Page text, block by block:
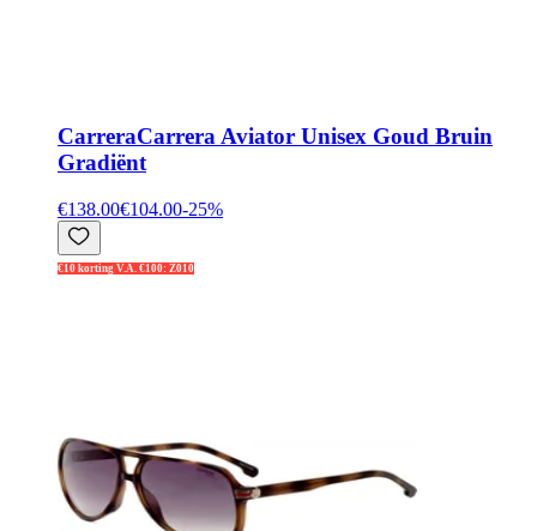
CarreraCarrera Aviator Unisex Goud Bruin
Gradiënt
€138.00€104.00-25%
€10 korting V.A. €100: Z010